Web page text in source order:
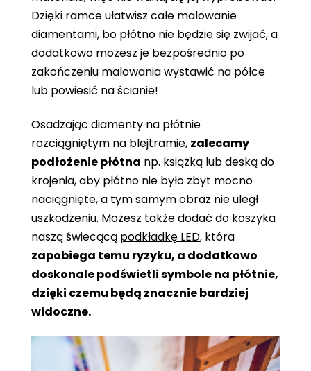
Dzięki ramce ułatwisz całe malowanie
diamentami, bo płótno nie będzie się zwijać, a
dodatkowo możesz je bezpośrednio po
zakończeniu malowania wystawić na półce
lub powiesić na ścianie!
Osadzając diamenty na płótnie
rozciągniętym na blejtramie, zalecamy
podłożenie płótna np. książką lub deską do
krojenia, aby płótno nie było zbyt mocno
naciągnięte, a tym samym obraz nie uległ
uszkodzeniu. Możesz także dodać do koszyka
naszą świecącą podkładkę LED, która
zapobiega temu ryzyku, a dodatkowo
doskonale podświetli symbole na płótnie,
dzięki czemu będą znacznie bardziej
widoczne.